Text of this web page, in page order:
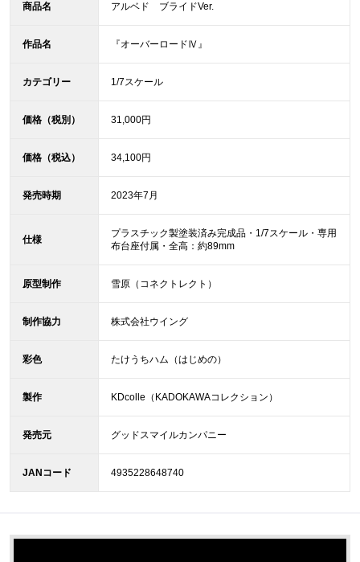
商品名 アルベド ブライドVer.
作品名 『オーバーロードⅣ』
カテゴリー 1/7スケール
価格（税別） 31,000円
価格（税込） 34,100円
発売時期 2023年7月
仕様
プラスチック製塗装済み完成品・1/7スケール・専用
布台座付属・全高：約89mm
原型制作 雪原（コネクトレクト）
制作協力 株式会社ウイング
彩色 たけうちハム（はじめの）
製作 KDcolle（KADOKAWAコレクション）
発売元 グッドスマイルカンパニー
JANコード 4935228648740